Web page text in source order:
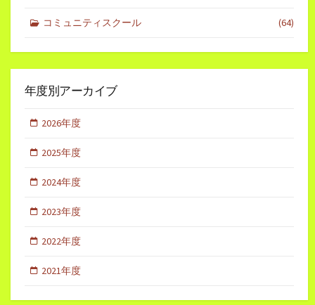
コミュニティスクール (64)
年度別アーカイブ
2026年度
2025年度
2024年度
2023年度
2022年度
2021年度